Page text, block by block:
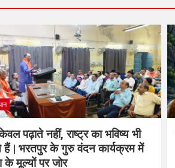
पढ़ाते नहीं, राष्ट्र का भविष्य भी
हैं | भरतपुर के गुरु वंदन कार्यक्रम में
के मूल्यों पर जोर